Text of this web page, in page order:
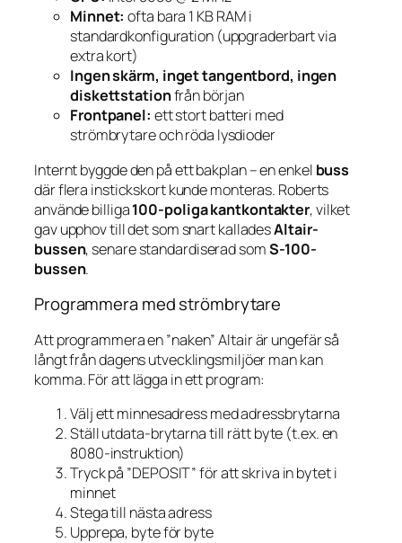
Minnet: ofta bara 1 KB RAM i
standardkonfiguration (uppgraderbart via
extra kort)
Ingen skärm, inget tangentbord, ingen
diskettstationfrån början
Frontpanel: ett stort batteri med
strömbrytare och röda lysdioder
Internt byggde den på ett bakplan – en enkel buss
där flera instickskort kunde monteras. Roberts
använde billiga100-poliga kantkontakter, vilket
gav upphov till det som snart kalladesAltair-
bussen, senare standardiserad somS-100-
bussen.
Programmera med strömbrytare
Att programmera en ”naken” Altair är ungefär så
långt från dagens utvecklingsmiljöer man kan
komma. För att lägga in ett program:
Välj ett minnesadress med adressbrytarna
Ställ utdata-brytarna till rätt byte (t.ex. en
8080-instruktion)
Tryck på ”DEPOSIT” för att skriva in bytet i
minnet
Stega till nästa adress
Upprepa, byte för byte